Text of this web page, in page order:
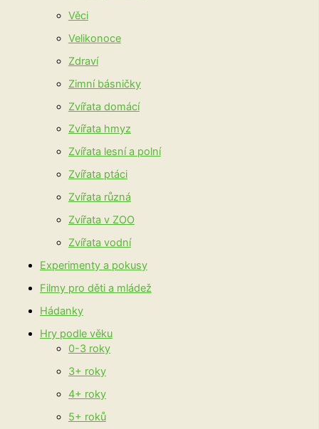
Věci
Velikonoce
Zdraví
Zimní básničky
Zvířata domácí
Zvířata hmyz
Zvířata lesní a polní
Zvířata ptáci
Zvířata různá
Zvířata v ZOO
Zvířata vodní
Experimenty a pokusy
Filmy pro děti a mládež
Hádanky
Hry podle věku
0-3 roky
3+ roky
4+ roky
5+ roků